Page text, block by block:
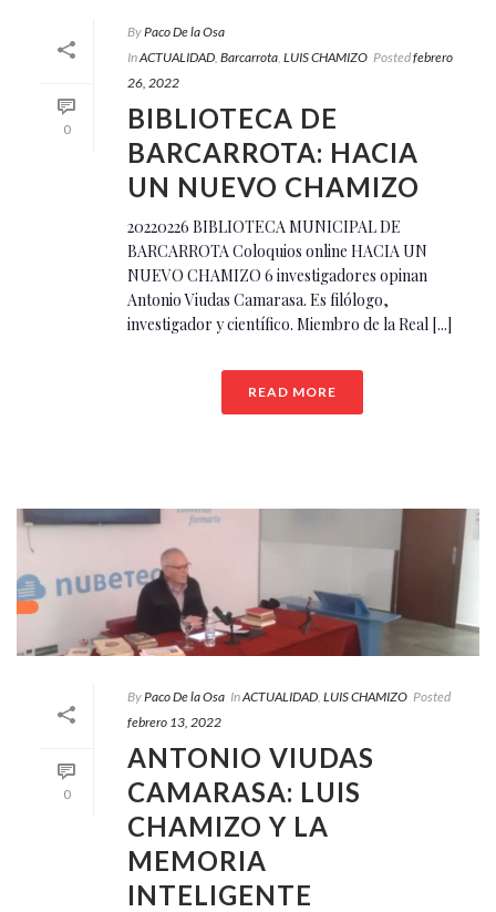
0
ByPaco De la Osa
InACTUALIDAD, Barcarrota, LUIS CHAMIZO Postedfebrero
26, 2022
BIBLIOTECA DE
BARCARROTA: HACIA
UN NUEVO CHAMIZO
20220226 BIBLIOTECA MUNICIPAL DE
BARCARROTA Coloquios online HACIA UN
NUEVO CHAMIZO 6 investigadores opinan
Antonio Viudas Camarasa. Es filólogo,
investigador y científico. Miembro de la Real [...]
READ MORE
0
ByPaco De la Osa InACTUALIDAD, LUIS CHAMIZO Posted
febrero 13, 2022
ANTONIO VIUDAS
CAMARASA: LUIS
CHAMIZO Y LA
MEMORIA
INTELIGENTE